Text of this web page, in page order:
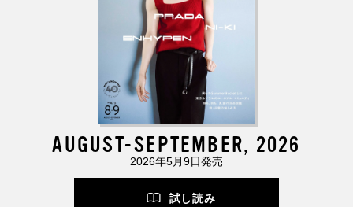
AUGUST-SEPTEMBER, 2026
2026年5月9日発売
試し読み